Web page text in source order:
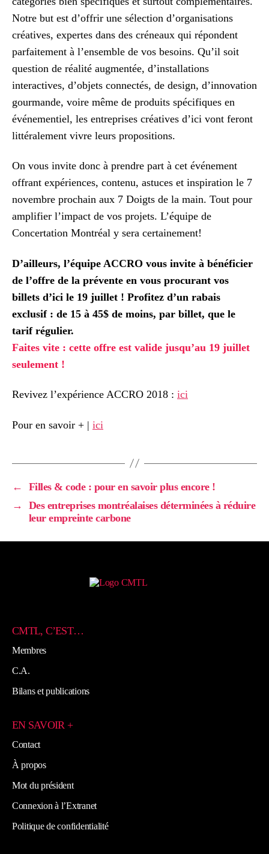
Notre but est d’offrir une sélection d’organisations
créatives, expertes dans des créneaux qui répondent
parfaitement à l’ensemble de vos besoins. Qu’il soit
question de réalité augmentée, d’installations
interactives, d’objets connectés, de design, d’innovation
gourmande, voire même de produits spécifiques en
événementiel, les entreprises créatives d’ici vont feront
littéralement vivre leurs propositions.
On vous invite donc à prendre part à cet événement
offrant expériences, contenu, astuces et inspiration le 7
novembre prochain aux 7 Doigts de la main. Tout pour
amplifier l’impact de vos projets. L’équipe de
Concertation Montréal y sera certainement!
D’ailleurs, l’équipe ACCRO vous invite à bénéficier
de l’offre de la prévente en vous procurant vos
billets d’ici le 19 juillet ! Profitez d’un rabais
exclusif : de 15 à 45$ de moins, par billet, que le
tarif régulier.
Faites vite : cette offre est valide jusqu’au 19 juillet
seulement !
Revivez l’expérience ACCRO 2018 : ici
Pour en savoir + | ici
←
Filles & code : pour en savoir plus encore !
→
Des entreprises montréalaises déterminées à réduire
leur empreinte carbone
CMTL, C’EST…
Membres
C.A.
Bilans et publications
EN SAVOIR +
Contact
À propos
Mot du président
Connexion à l’Extranet
Politique de confidentialité